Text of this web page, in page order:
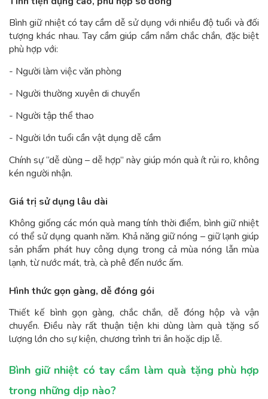
Bình giữ nhiệt có tay cầm dễ sử dụng với nhiều độ tuổi và đối
tượng khác nhau. Tay cầm giúp cầm nắm chắc chắn, đặc biệt
phù hợp với:
- Người làm việc văn phòng
- Người thường xuyên di chuyển
- Người tập thể thao
- Người lớn tuổi cần vật dụng dễ cầm
Chính sự “dễ dùng – dễ hợp” này giúp món quà ít rủi ro, không
kén người nhận.
Giá trị sử dụng lâu dài
Không giống các món quà mang tính thời điểm, bình giữ nhiệt
có thể sử dụng quanh năm. Khả năng giữ nóng – giữ lạnh giúp
sản phẩm phát huy công dụng trong cả mùa nóng lẫn mùa
lạnh, từ nước mát, trà, cà phê đến nước ấm.
Hình thức gọn gàng, dễ đóng gói
Thiết kế bình gọn gàng, chắc chắn, dễ đóng hộp và vận
chuyển. Điều này rất thuận tiện khi dùng làm quà tặng số
lượng lớn cho sự kiện, chương trình tri ân hoặc dịp lễ.
Bình giữ nhiệt có tay cầm làm quà tặng phù hợp
trong những dịp nào?